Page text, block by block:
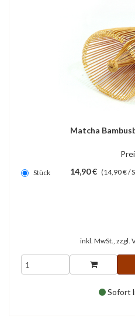
Matcha
Stück 14,90 € (14,90 € /
inkl. MwSt., zzgl.
Sofort